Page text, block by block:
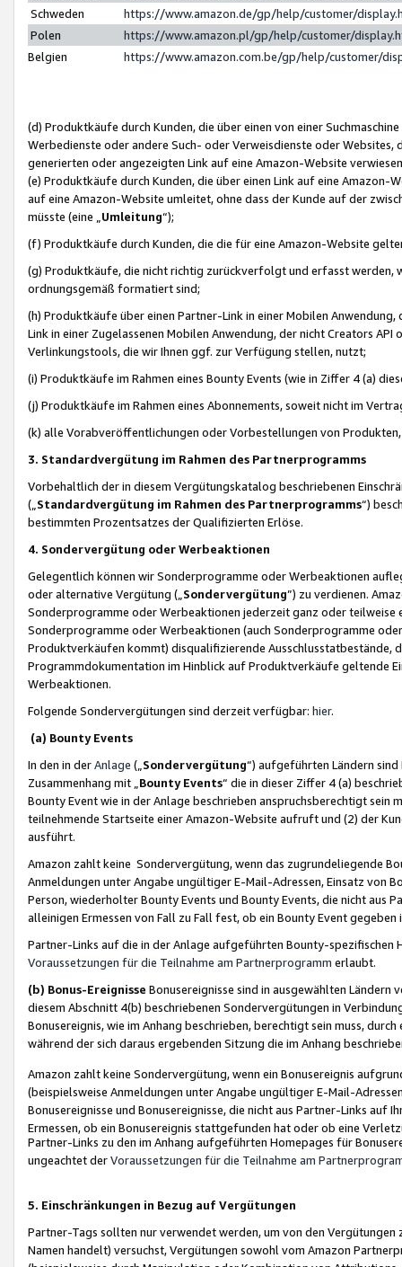
Schweden
https://www.amazon.de/gp/help/customer/
Polen
https://www.amazon.pl/gp/help/customer/
Belgien
https://www.amazon.com.be/gp/help/customer/
(d) Produktkäufe durch Kunden, die über einen von einer
Werbedienste oder andere Such- oder Verweisdienste oder Websites,
generierten oder angezeigten Link auf eine Amazon-Website
(e) Produktkäufe durch Kunden, die über einen Link auf eine
auf eine Amazon-Website umleitet, ohne dass der Kunde auf der
müsste (eine „ Umleitung“);
(f) Produktkäufe durch Kunden, die die für eine Amazon-Website
(g) Produktkäufe, die nicht richtig zurückverfolgt und erfasst werden,
ordnungsgemäß formatiert sind;
(h) Produktkäufe über einen Partner-Link in einer Mobilen
Link in einer Zugelassenen Mobilen Anwendung, der nicht Creators
Verlinkungstools, die wir Ihnen ggf. zur Verfügung stellen, nutzt;
(i) Produktkäufe im Rahmen eines Bounty Events (wie in Ziffer 4 (a)
(j) Produktkäufe im Rahmen eines Abonnements, soweit nicht im
(k) alle Vorabveröffentlichungen oder Vorbestellungen von
3. Standardvergütung im Rahmen des Partnerprogramms
Vorbehaltlich der in diesem Vergütungskatalog beschriebenen
(„ Standardvergütung im Rahmen des Partnerprogramms“)
bestimmten Prozentsatzes der Qualifizierten Erlöse.
4. Sondervergütung oder Werbeaktionen
Gelegentlich können wir Sonderprogramme oder Werbeaktionen
oder alternative Vergütung („ Sondervergütung”) zu verdienen.
Sonderprogramme oder Werbeaktionen jederzeit ganz oder
Sonderprogramme oder Werbeaktionen (auch Sonderprogramme
Produktverkäufen kommt) disqualifizierende Ausschlusstatbestände,
Programmdokumentation im Hinblick auf Produktverkäufe geltende
Werbeaktionen.
Folgende Sondervergütungen sind derzeit verfügbar: hier.
(a) Bounty Events
In den in derAnlage („ Sondervergütung“) aufgeführten Ländern
Zusammenhang mit „ Bounty Events“ die in dieser Ziffer 4 (a)
Bounty Event wie in der Anlage beschrieben anspruchsberechtigt sein
teilnehmende Startseite einer Amazon-Website aufruft und (2) der
ausführt.
Amazon zahlt keine Sondervergütung, wenn das zugrundeliegende
Anmeldungen unter Angabe ungültiger E-Mail-Adressen, Einsatz von
Person, wiederholter Bounty Events und Bounty Events, die nicht
alleinigen Ermessen von Fall zu Fall fest, ob ein Bounty Event
Partner-Links auf die in der Anlage aufgeführten Bounty-spezifischen
Voraussetzungen für die Teilnahme am Partnerprogramm erlaubt.
(b) Bonus-Ereignisse Bonusereignisse sind in ausgewählten Ländern
diesem Abschnitt 4(b) beschriebenen Sondervergütungen in
Bonusereignis, wie im Anhang beschrieben, berechtigt sein muss,
während der sich daraus ergebenden Sitzung die im Anhang
Amazon zahlt keine Sondervergütung, wenn ein Bonusereignis
(beispielsweise Anmeldungen unter Angabe ungültiger E-Mail-
Bonusereignisse und Bonusereignisse, die nicht aus Partner-Links auf
Ermessen, ob ein Bonusereignis stattgefunden hat oder ob eine
Partner-Links zu den im Anhang aufgeführten Homepages für
ungeachtet derVoraussetzungen für die Teilnahme am
5. Einschränkungen in Bezug auf Vergütungen
Partner-Tags sollten nur verwendet werden, um von den
Namen handelt) versuchst, Vergütungen sowohl vom Amazon